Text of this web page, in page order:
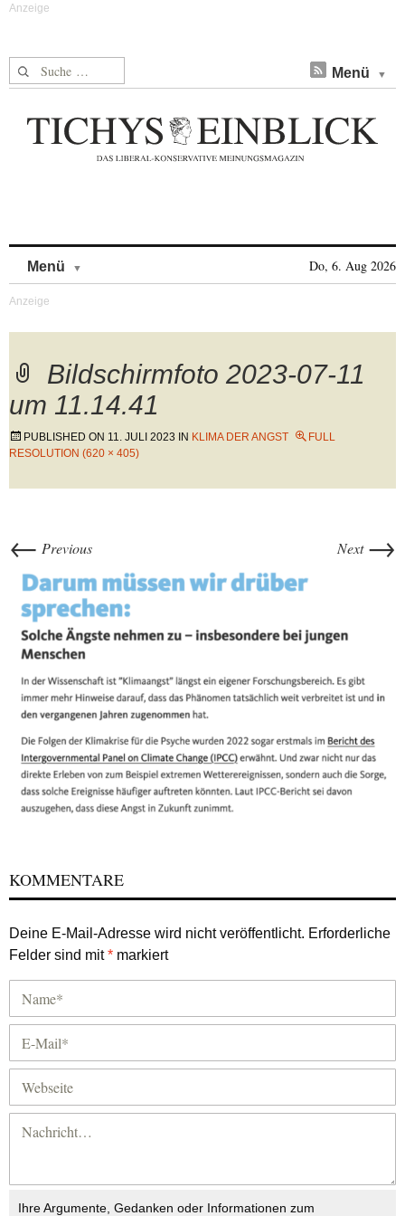
Suche nach: Menü
Menü Do, 6. Aug 2026
Bildschirmfoto 2023-07-11
um 11.14.41
PUBLISHED ON 11. JULI 2023 IN KLIMA DER ANGST
FULL
RESOLUTION (620 × 405)
← Previous Next →
KOMMENTARE
Deine E-Mail-Adresse wird nicht veröffentlicht. Erforderliche
Felder sind mit* markiert
Ihre Argumente, Gedanken oder Informationen zum